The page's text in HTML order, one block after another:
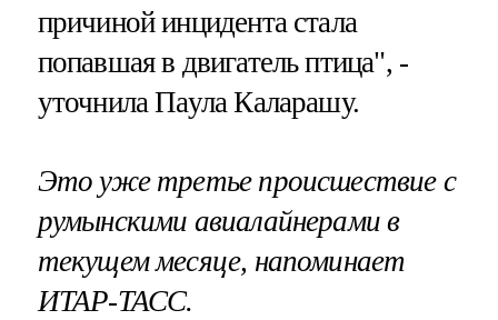
причиной инцидента стала
попавшая в двигатель птица", -
уточнила Паула Каларашу.
Это уже третье происшествие с
румынскими авиалайнерами в
текущем месяце, напоминает
ИТАР-ТАСС.